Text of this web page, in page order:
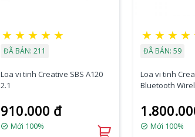
★ ★ ★ ★ ★
ĐÃ BÁN: 211
Loa vi tinh Creative SBS A120
2.1
910.000 đ
Mới 100%
★ ★ ★ ★
ĐÃ BÁN: 59
Loa vi tinh
Bluetooth
Mới 100%